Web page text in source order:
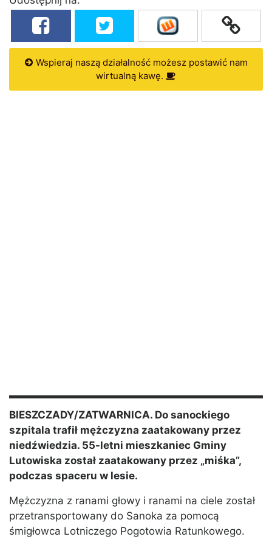
Wspieraj naszą działalność możesz postawić nam
wirtualną kawę.
BIESZCZADY/ZATWARNICA. Do sanockiego
szpitala trafił mężczyzna zaatakowany przez
niedźwiedzia. 55-letni mieszkaniec Gminy
Lutowiska został zaatakowany przez „miśka”,
podczas spaceru w lesie.
Mężczyzna z ranami głowy i ranami na ciele został
przetransportowany do Sanoka za pomocą
śmigłowca Lotniczego Pogotowia Ratunkowego.